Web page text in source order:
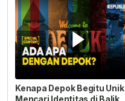
Kenapa Depok Begitu Unik
Mencari Identitas di Balik